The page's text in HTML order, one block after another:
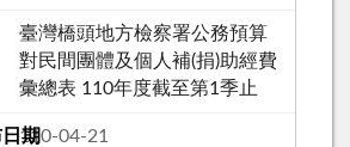
臺灣橋頭地方檢察署公務預算
對民間團體及個人補(捐)助經費
彙總表 110年度截至第1季止
110-04-21